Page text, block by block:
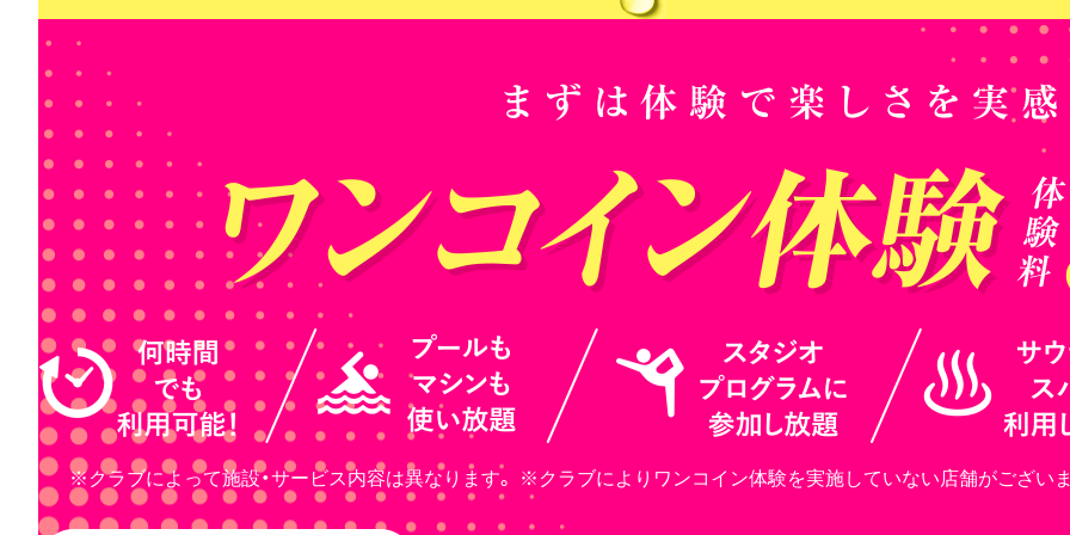
※クラブによって施設・サービス内容は異なります。 ※クラブによりワンコイン体験を実施していない店舗がござい